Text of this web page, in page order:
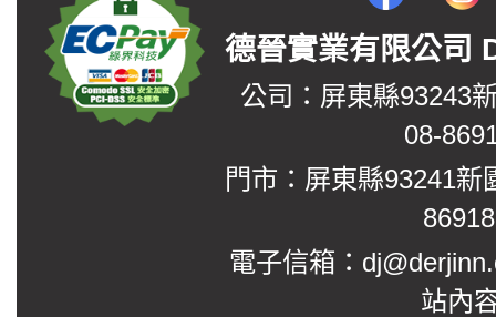
德晉實業有限公
公司：屏東縣93243
08-
門市：屏東縣93241
電子信箱：
站內